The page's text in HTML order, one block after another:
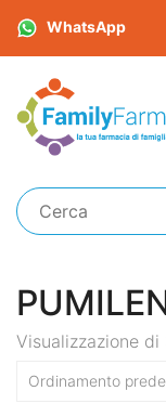
WhatsApp
Visualizzazione
Ordinamento